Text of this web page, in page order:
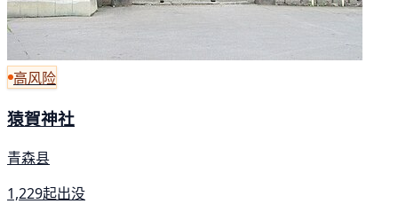
高风险
猿賀神社
青森县
1,229起出没